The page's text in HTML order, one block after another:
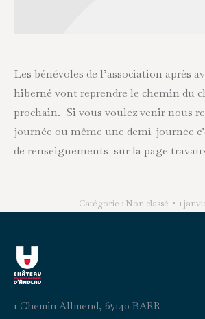
Les bénévoles de l’association après
hiberné vont reprendre le chemin du
prochain. Si vous voulez venir nous
journée ou même une demi-journée
de renseignements sur la page
Catégorie : Non classé 1
1 Chemin Allmend, 67140 BARR